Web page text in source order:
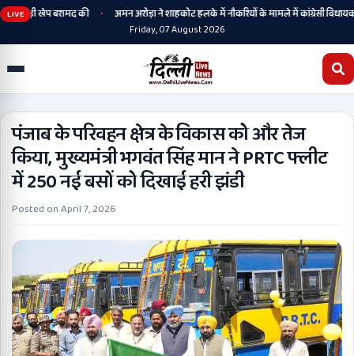
LIVEखेप बरामद की •
अमन अरोड़ा ने शाहकोट हलके में नौकरियों के मामले में कांग्रेसी विधायक लाडी
Friday, 07 August 2026
पंजाब के परिवहन क्षेत्र के विकास को और तेज
किया, मुख्यमंत्री भगवंत सिंह मान ने PRTC फ्लीट
में 250 नई बसों को दिखाई हरी झंडी
Posted onApril 7, 2026